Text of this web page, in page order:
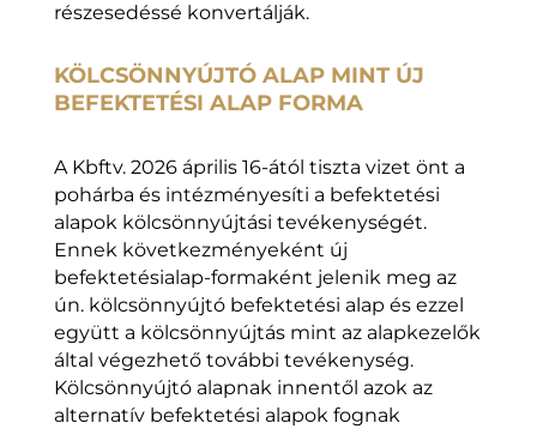
részesedéssé konvertálják.
KÖLCSÖNNYÚJTÓ ALAP MINT ÚJ
BEFEKTETÉSI ALAP FORMA
A Kbftv. 2026 április 16-ától tiszta vizet önt a
pohárba és intézményesíti a befektetési
alapok kölcsönnyújtási tevékenységét.
Ennek következményeként új
befektetésialap-formaként jelenik meg az
ún. kölcsönnyújtó befektetési alap és ezzel
együtt a kölcsönnyújtás mint az alapkezelők
által végezhető további tevékenység.
Kölcsönnyújtó alapnak innentől azok az
alternatív befektetési alapok fognak